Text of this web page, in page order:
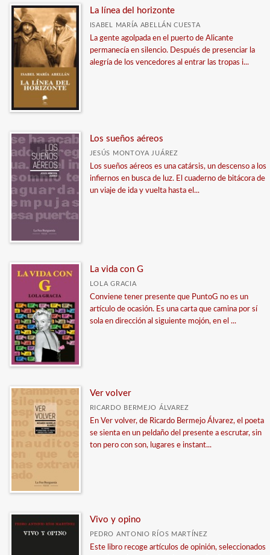
La línea del horizonte
ISABEL MARÍA ABELLÁN CUESTA
La gente agolpada en el puerto de Alicante
permanecía en silencio. Después de presenciar la
alegría de los vencedores al entrar las tropas i...
Los sueños aéreos
JESÚS MONTOYA JUÁREZ
Los sueños aéreos es una catársis, un descenso a los
infiernos en busca de luz. El cuaderno de bitácora de
un viaje de ida y vuelta hasta el...
La vida con G
LOLA GRACIA
Conviene tener presente que PuntoG no es un
artículo de ocasión. Es una carta que camina por sí
sola en dirección al siguiente mojón, en el ...
Ver volver
RICARDO BERMEJO ÁLVAREZ
En Ver volver, de Ricardo Bermejo Álvarez, el poeta
se sienta en un peldaño del presente a escrutar, sin
ton pero con son, lugares e instant...
Vivo y opino
PEDRO ANTONIO RÍOS MARTÍNEZ
Este libro recoge artículos de opinión, seleccionados